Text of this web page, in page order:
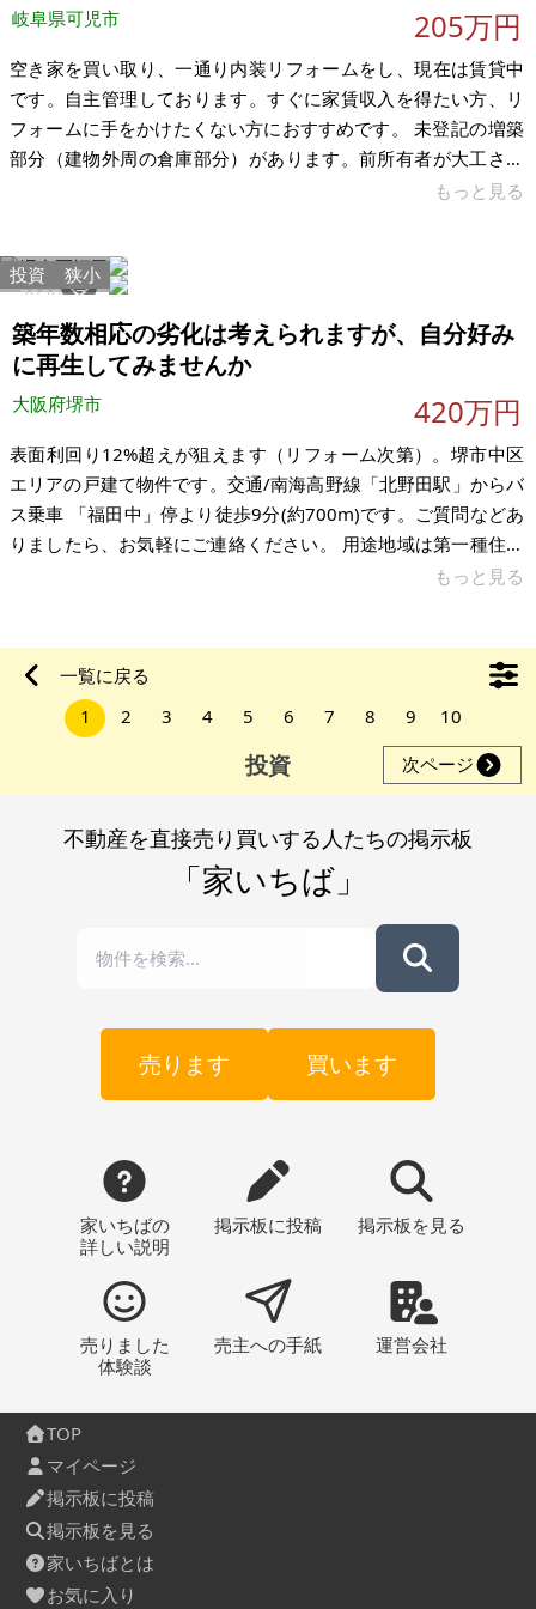
岐阜県可児市 205万円
空き家を買い取り、一通り内装リフォームをし、現在は賃貸中
です。自主管理しております。すぐに家賃収入を得たい方、リ
フォームに手をかけたくない方におすすめです。 未登記の増築
部分（建物外周の倉庫部分）があります。前所有者が大工さん
をされており増築されたものと思われますが、詳細な時期や経
希望します。 ・価格：下記記載通り ・引渡時期：いつでも ・
合責任免責 ・現況渡し ＜賃貸契約概要＞ ・契約期間：2026年
5月16日～20
もっと見る
3929 7
投資 狭小
築年数相応の劣化は考えられますが、自分好み
に再生してみませんか
大阪府堺市 420万円
表面利回り12%超えが狙えます（リフォーム次第）。堺市中区
エリアの戸建て物件です。交通/南海高野線「北野田駅」からバ
ス乗車 「福田中」停より徒歩9分(約700m)です。ご質問などあ
りましたら、お気軽にご連絡ください。 用途地域は第一種住居
地域（準防火地域）で、建ぺい率60％・容積率200％と将来的
成約事例が多く、人の動きがあるエリアなので、万が一退去が
あっても次の入居者は比較的見つけやすいと考えています。現
在の賃料も相場よりやや低めなので、空室リスクは抑えられる
もっと見る
一覧に戻る
1
2 3 4 5 6 7 8 9 10
投資 次ページ
不動産を直接売り買いする人たちの掲示板
「家いちば」
売ります 買います
家いちばの
詳しい説明
掲示板に投稿 掲示板 を見る
売りました
体験談
売主への手紙 運営会社
TOP
マイページ
掲示板に投稿
掲示板を見る
家いちばとは
お気に入り